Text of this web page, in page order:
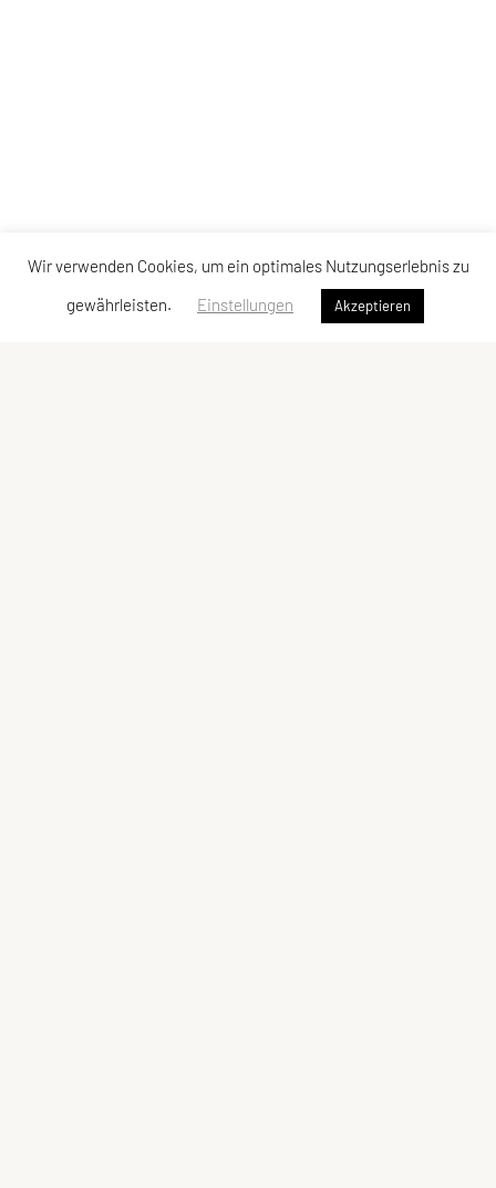
Wir verwenden Cookies, um ein optimales Nutzungserlebnis zu
gewährleisten.
Einstellungen Akzeptieren